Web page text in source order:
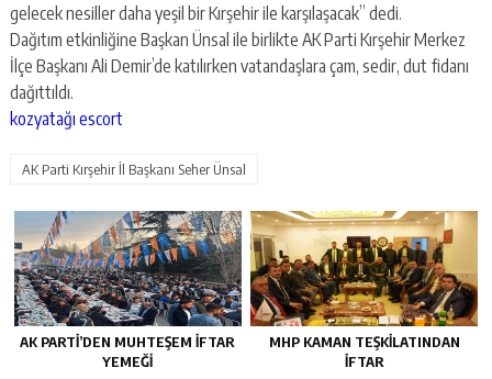
gelecek nesiller daha yeşil bir Kırşehir ile karşılaşacak” dedi.
Dağıtım etkinliğine Başkan Ünsal ile birlikte AK Parti Kırşehir Merkez
İlçe Başkanı Ali Demir’de katılırken vatandaşlara çam, sedir, dut fidanı
dağıttıldı.
kozyatağı escort
AK Parti Kırşehir İl Başkanı Seher Ünsal
AK PARTİ’DEN MUHTEŞEM İFTAR
YEMEĞİ
MHP KAMAN TEŞKİLATINDAN
İFTAR